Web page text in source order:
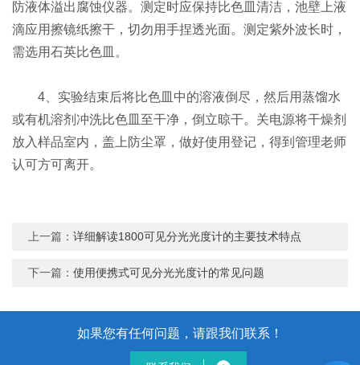
防液体溢出腐蚀仪器。测定时应保持比色皿清洁，池壁上液
滴应用擦镜纸擦干，切勿用手捏透光面。测定紫外波长时，
需选用石英比色皿。
4、实验结束后将比色皿中的溶液倒尽，然后用蒸馏水
或有机溶剂冲洗比色皿至干净，倒立晾干。关电源将干燥剂
放入样品室内，盖上防尘罩，做好使用登记，得到管理老师
认可方可离开。
上一篇：详细解读1800可见分光光度计的主要技术特点
下一篇：使用便携式可见分光光度计的常见问题
如果您有任何问题，请跟我们联系！